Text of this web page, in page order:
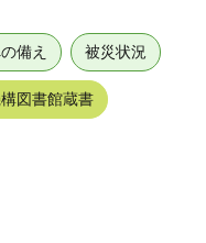
備え 被災状況
図書館蔵書